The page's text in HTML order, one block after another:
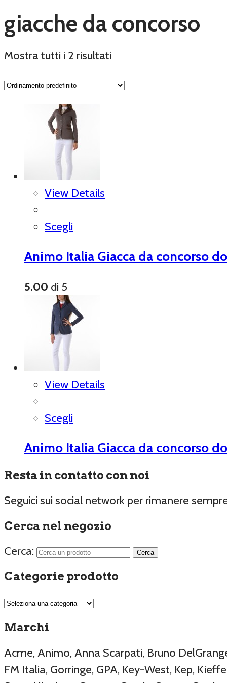
giacche da concorso
Mostra tutti i 2 risultati
View Details
Scegli
Animo Italia Giacca da concorso
5.00 di 5
View Details
Scegli
Animo Italia Giacca da concorso
Resta in contatto con noi
Seguici sui social network per rimanere
Cerca nel negozio
Cerca:
Categorie prodotto
Marchi
Acme, Animo, Anna Scarpati, Bruno
FM Italia, Gorringe, GPA, Key-West, Kep,